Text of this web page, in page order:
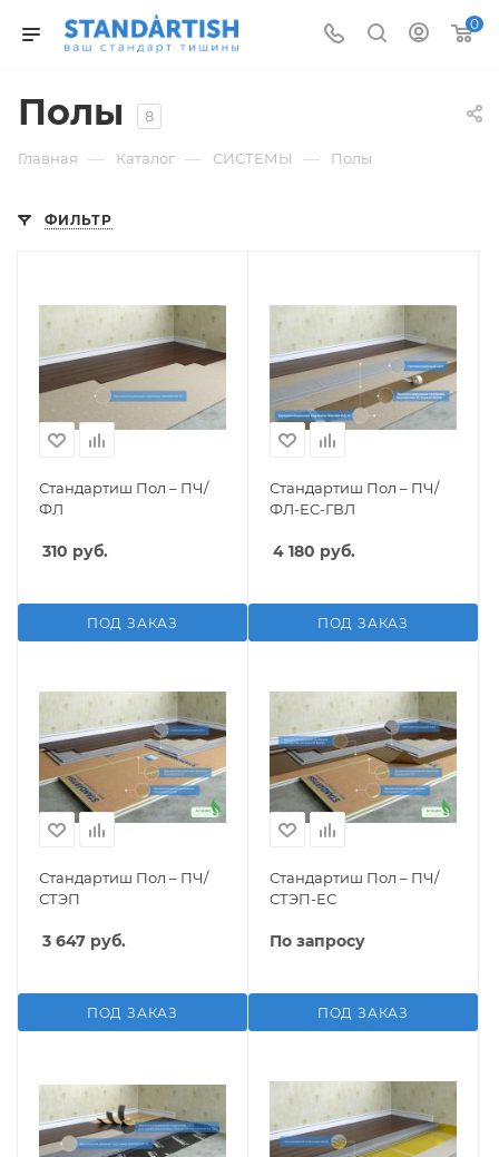
0
Полы 8
Главная — Каталог — СИСТЕМЫ — Полы
ФИЛЬТР
Стандартиш Пол – ПЧ/
ФЛ
310 руб.
ПОД ЗАКАЗ
Стандартиш Пол – ПЧ/
ФЛ-ЕС-ГВЛ
4 180 руб.
ПОД ЗАКАЗ
Стандартиш Пол – ПЧ/
СТЭП
3 647 руб.
ПОД ЗАКАЗ
Стандартиш Пол – ПЧ/
СТЭП-ЕС
По запросу
ПОД ЗАКАЗ